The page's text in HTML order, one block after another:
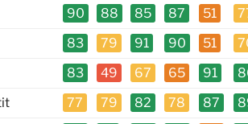
90 88 85 87 51
83 79 91 90 51
83 49 67 65 91
77 79 82 78 87